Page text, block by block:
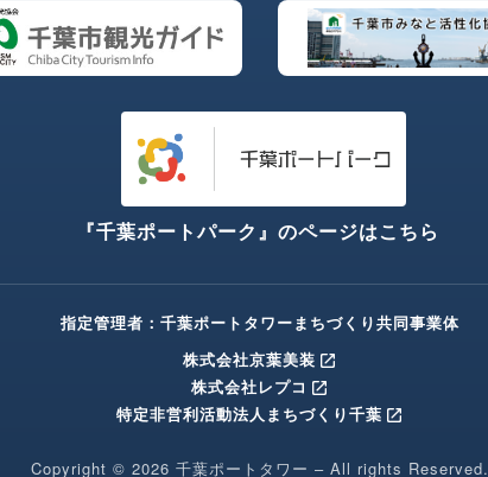
『千葉ポートパーク』のページはこちら
指定管理者：千葉ポートタワーまちづくり共同事業体
株式会社京葉美装 open_in_new
株式会社レプコ open_in_new
特定非営利活動法人まちづくり千葉 open_in_new
Copyright © 2026 千葉ポートタワー – All rights Reserved.